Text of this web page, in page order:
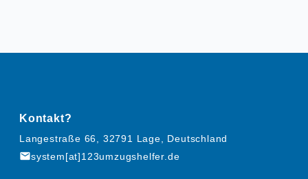
Kontakt?
Langestraße 66, 32791 Lage, Deutschland
mailsystem[at]123umzugshelfer.de